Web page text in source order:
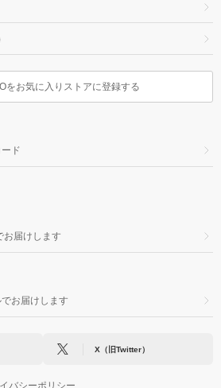
をお気に入りストアに登録する
ド
お届けします
お届けします
X（旧Twitter）